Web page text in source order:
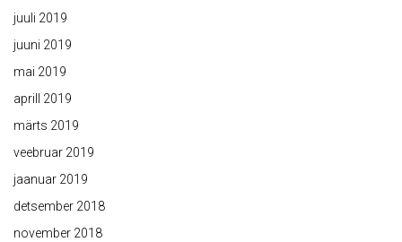
juuli 2019
juuni 2019
mai 2019
aprill 2019
märts 2019
veebruar 2019
jaanuar 2019
detsember 2018
november 2018